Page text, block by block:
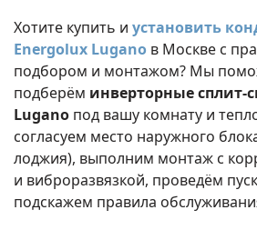
Хотите купить и установить
Energolux Lugano в Москве с
подбором и монтажом? Мы
подберём инверторные сплит-
Lugano под вашу комнату и
согласуем место наружного
лоджия), выполним монтаж с
и виброразвязкой, проведём
подскажем правила